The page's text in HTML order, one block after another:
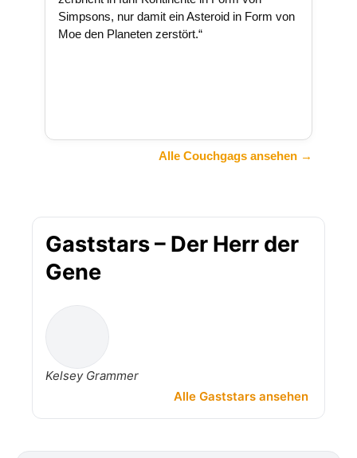
Simpsons, nur damit ein Asteroid in Form von
Moe den Planeten zerstört.“
Alle Couchgags ansehen →
Gaststars – Der Herr der
Gene
Kelsey Grammer
Alle Gaststars ansehen